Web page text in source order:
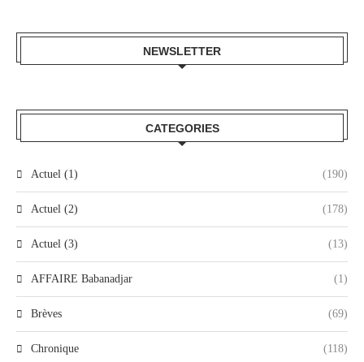
NEWSLETTER
CATEGORIES
Actuel (1) (190)
Actuel (2) (178)
Actuel (3) (13)
AFFAIRE Babanadjar (1)
Brèves (69)
Chronique (118)